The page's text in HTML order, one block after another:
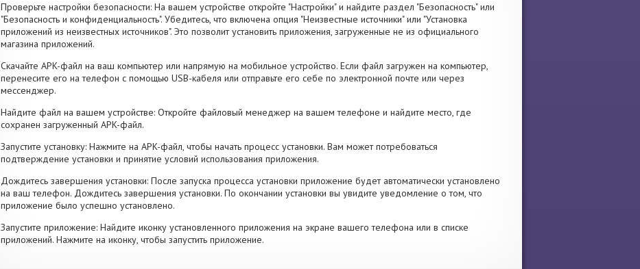
Проверьте настройки безопасности: На вашем устройстве откройте "Настройки" и найдите раздел "Безопасность" или
"Безопасность и конфиденциальность". Убедитесь, что включена опция "Неизвестные источники" или "Установка
приложений из неизвестных источников". Это позволит установить приложения, загруженные не из официального
магазина приложений.
Скачайте APK-файл на ваш компьютер или напрямую на мобильное устройство. Если файл загружен на компьютер,
перенесите его на телефон с помощью USB-кабеля или отправьте его себе по электронной почте или через
мессенджер.
Найдите файл на вашем устройстве: Откройте файловый менеджер на вашем телефоне и найдите место, где
сохранен загруженный APK-файл.
Запустите установку: Нажмите на APK-файл, чтобы начать процесс установки. Вам может потребоваться
подтверждение установки и принятие условий использования приложения.
Дождитесь завершения установки: После запуска процесса установки приложение будет автоматически установлено
на ваш телефон. Дождитесь завершения установки. По окончании установки вы увидите уведомление о том, что
приложение было успешно установлено.
Запустите приложение: Найдите иконку установленного приложения на экране вашего телефона или в списке
приложений. Нажмите на иконку, чтобы запустить приложение.